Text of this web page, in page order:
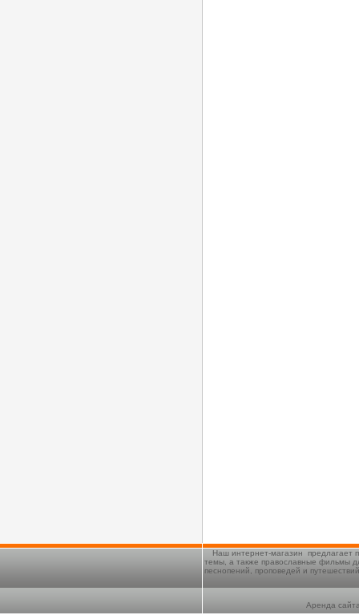
Наш интернет-магазин предлагает
темы, а также православные фильмы
песнопений, проповедей и
Аренда